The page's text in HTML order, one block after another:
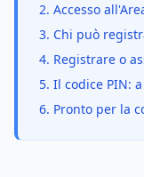
2. Accesso
3. Chi può
4. Registrare o
5. Il codice PIN:
6. Pronto per la